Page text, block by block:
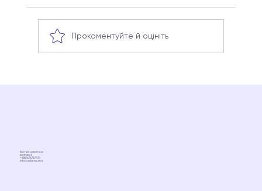
Прокоментуйте й оцініть
Біотехнологічна
компанія
+380676767470
info@ediens.me